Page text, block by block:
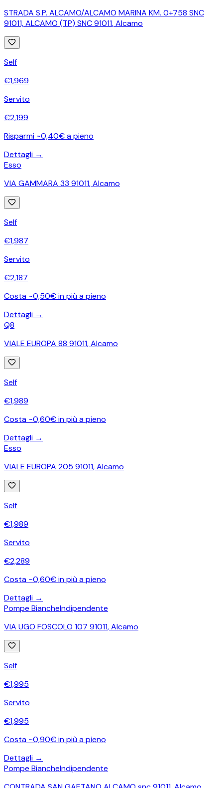
STRADA S.P. ALCAMO/ALCAMO MARINA KM. 0+758 SNC
91011, ALCAMO (TP) SNC 91011,Alcamo
Self
€1,969
Servito
€2,199
Risparmi ~0,40€ a pieno
Dettagli →
Esso
VIA GAMMARA 33 91011,Alcamo
Self
€1,987
Servito
€2,187
Costa ~0,50€ in più a pieno
Dettagli →
Q8
VIALE EUROPA 88 91011,Alcamo
Self
€1,989
Costa ~0,60€ in più a pieno
Dettagli →
Esso
VIALE EUROPA 205 91011,Alcamo
Self
€1,989
Servito
€2,289
Costa ~0,60€ in più a pieno
Dettagli →
Pompe BiancheIndipendente
VIA UGO FOSCOLO 107 91011,Alcamo
Self
€1,995
Servito
€1,995
Costa ~0,90€ in più a pieno
Dettagli →
Pompe BiancheIndipendente